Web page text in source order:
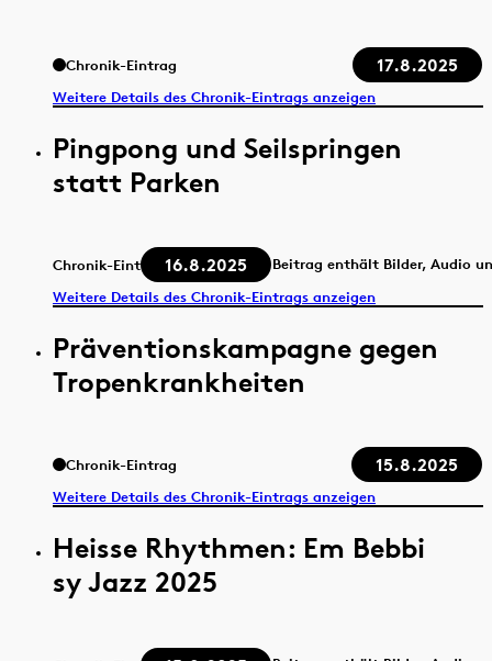
Chronik-Eintrag 17.8.2025
Weitere Details des Chronik-Eintrags anzeigen
Pingpong und Seilspringen
statt Parken
Chronik-Eintrag 16.8.2025
Beitrag enthält Bilder, Audio
Weitere Details des Chronik-Eintrags anzeigen
Präventionskampagne gegen
Tropenkrankheiten
Chronik-Eintrag 15.8.2025
Weitere Details des Chronik-Eintrags anzeigen
Heisse Rhythmen: Em Bebbi
sy Jazz 2025